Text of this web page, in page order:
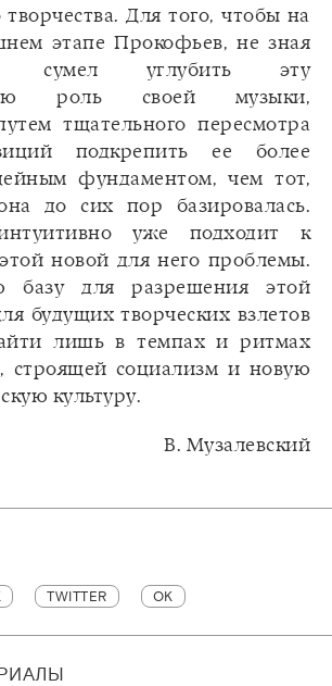
творчества. Для того, чтобы на
этапе Прокофьев, не зная
сумел углубить эту
роль своей музыки,
тщательного пересмотра
подкрепить ее более
фундаментом, чем тот,
до сих пор базировалась.
уже подходит к
новой для него проблемы.
базу для разрешения этой
будущих творческих взлетов
лишь в темпах и ритмах
строящей социализм и новую
культуру.
В. Музалевский
TWITTER OK